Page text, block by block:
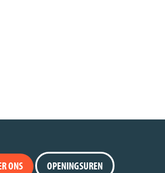
ONS OPENINGSUREN